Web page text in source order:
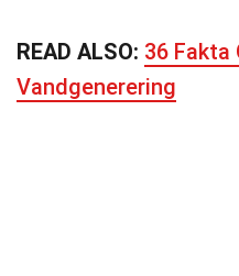
READ ALSO: 36 Fakta
Vandgenerering